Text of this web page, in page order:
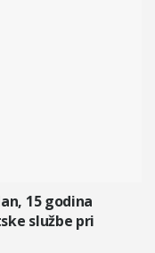
15 godina
službe pri